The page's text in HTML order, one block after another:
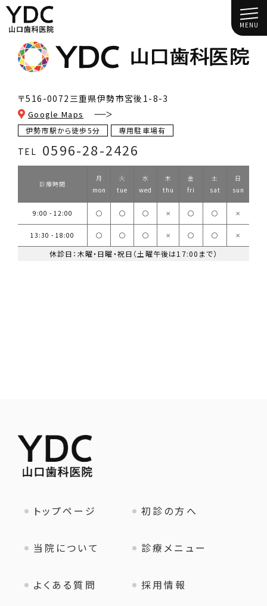
MENU
〒516-0072 三重県伊勢市宮後1-8-3
Google Maps
伊勢市駅から徒歩5分 専用駐車場有
TEL 0596-28-2426
診療時間
月
mon
火
tue
水
wed
木
thu
金
fri
土
sat
日
sun
9:00 - 12:00 ◯ ◯ ◯ ✕ ◯ ◯ ✕
13:30 - 18:00 ◯ ◯ ◯ ✕ ◯ ◯ ✕
休診日：木曜・日曜・祝日（土曜午後は17:00まで）
トップページ 初診の方へ
当院について 診療メニュー
よくある質問 採用情報